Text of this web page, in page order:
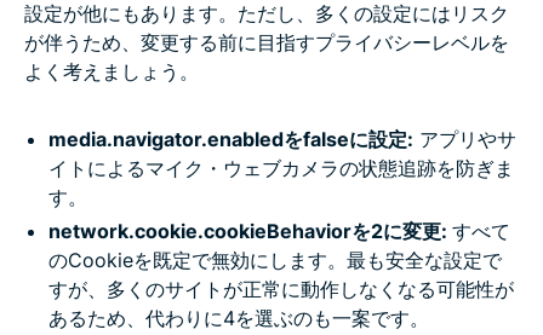
設定が他にもあります。ただし、多くの設定にはリスク
が伴うため、変更する前に目指すプライバシーレベルを
よく考えましょう。
media.navigator.enabledをfalseに設定: アプリやサ
イトによるマイク・ウェブカメラの状態追跡を防ぎま
す。
network.cookie.cookieBehaviorを2に変更: すべて
のCookieを既定で無効にします。最も安全な設定で
すが、多くのサイトが正常に動作しなくなる可能性が
あるため、代わりに4を選ぶのも一案です。